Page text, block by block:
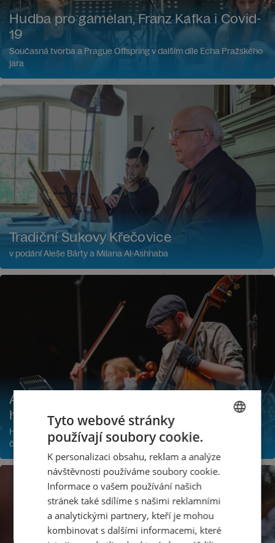
Hudba pro gamelan, Franz Kafka i Covid-
19
Současná tvorba a Prague Offspring v dalším díle Echa Pražského
jara
Tradiční Sukovy Křečovice
v podání Aleše Bárty a Milana Al-Ashhaba
Až po strop zaplněný DOX a současná
hudba podruhé
Hudba Unsuk Chin a Ondřeje Adámka a čtyři světové premiéry
českých a slovenských skladatelů v galerii
ENGLISH
Tyto webové stránky
používají soubory cookie.
K personalizaci obsahu, reklam a analýze
návštěvnosti používáme soubory cookie.
Informace o vašem používání našich
stránek také sdílíme s našimi reklamními
a analytickými partnery, kteří je mohou
kombinovat s dalšími informacemi, které